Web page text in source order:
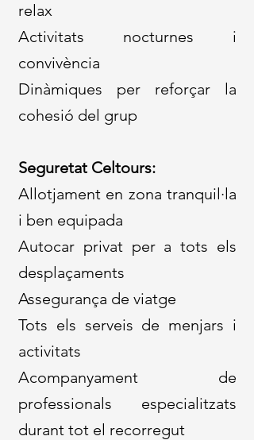
relax
Activitats nocturnes i
convivència
Dinàmiques per reforçar la
cohesió del grup
Seguretat Celtours:
​Allotjament en zona tranquil·la
i ben equipada
Autocar privat per a tots els
desplaçaments
Assegurança de viatge
Tots els serveis de menjars i
activitats
Acompanyament de
professionals especialitzats
durant tot el recorregut